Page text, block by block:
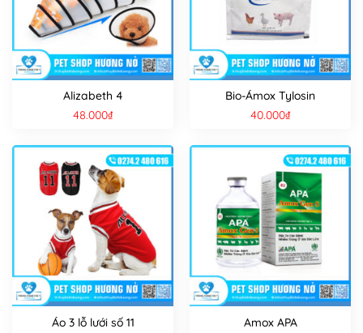
Alizabeth 4
48.000₫
Bio-Ámox Tylosin
40.000₫
Áo 3 lỗ lưới số 11
Amox APA